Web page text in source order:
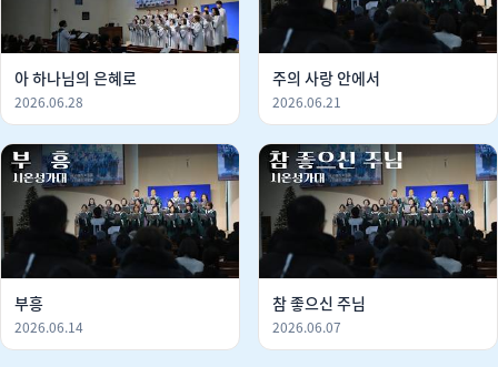
아 하나님의 은혜로
2026.06.28
주의 사랑 안에서
2026.06.21
부흥
2026.06.14
참 좋으신 주님
2026.06.07